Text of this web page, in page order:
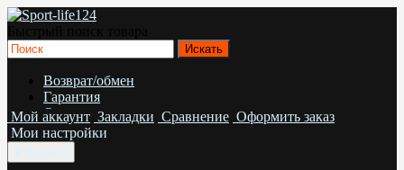
Возврат/обмен
Гарантия
Отзывы
Условия отправки
Условия соглашения
Политика безопасности
Мой аккаунт Закладки Сравнение Оформить заказ
Мои настройки